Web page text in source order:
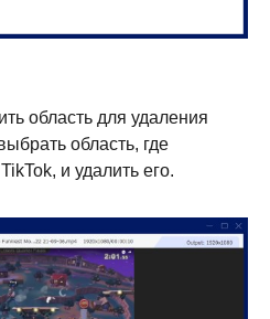
область для удаления
область, где
и удалить его.